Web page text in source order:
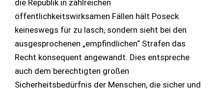
die Republik in zahlreichen
öffentlichkeitswirksamen Fällen hält Poseck
keineswegs für zu lasch, sondern sieht bei den
ausgesprochenen „empfindlichen“ Strafen das
Recht konsequent angewandt. Dies entspreche
auch dem berechtigten großen
Sicherheitsbedürfnis der Menschen, die sicher und